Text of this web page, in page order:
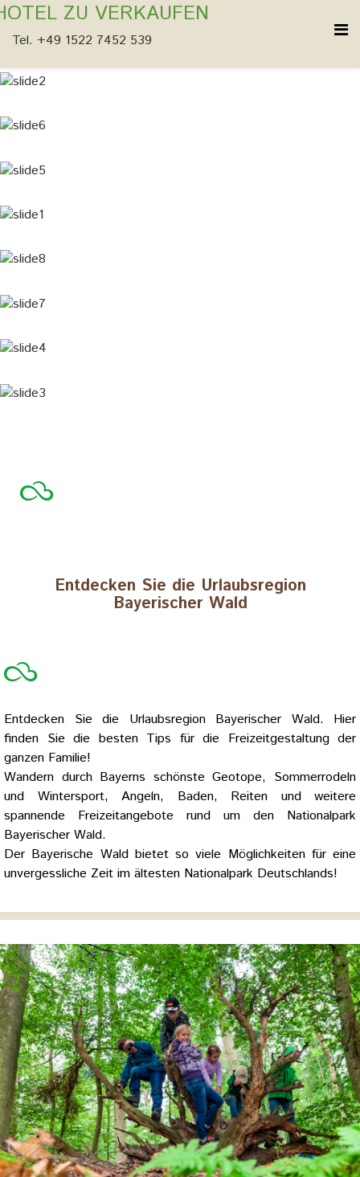
ZU VERKAUFEN
Tel. +49 1522 7452 539
Еntdecken Sie die Urlaubsregion
Bayerischer Wald
Entdecken Sie die Urlaubsregion Bayerischer Wald. Hier
finden Sie die besten Tips für die Freizeitgestaltung der
ganzen Familie!
Wandern durch Bayerns schönste Geotope, Sommerrodeln
und Wintersport, Angeln, Baden, Reiten und weitere
spannende Freizeitangebote rund um den Nationalpark
Bayerischer Wald.
Der Bayerische Wald bietet so viele Möglichkeiten für eine
unvergessliche Zeit im ältesten Nationalpark Deutschlands!